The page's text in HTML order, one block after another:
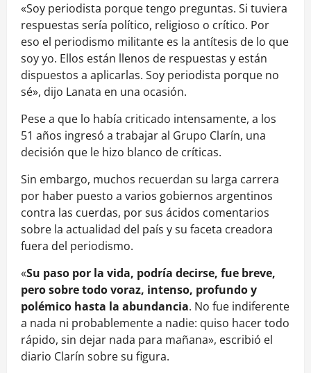
«Soy periodista porque tengo preguntas. Si tuviera
respuestas sería político, religioso o crítico. Por
eso el periodismo militante es la antítesis de lo que
soy yo. Ellos están llenos de respuestas y están
dispuestos a aplicarlas. Soy periodista porque no
sé», dijo Lanata en una ocasión.
Pese a que lo había criticado intensamente, a los
51 años ingresó a trabajar al Grupo Clarín, una
decisión que le hizo blanco de críticas.
Sin embargo, muchos recuerdan su larga carrera
por haber puesto a varios gobiernos argentinos
contra las cuerdas, por sus ácidos comentarios
sobre la actualidad del país y su faceta creadora
fuera del periodismo.
«Su paso por la vida, podría decirse, fue breve,
pero sobre todo voraz, intenso, profundo y
polémico hasta la abundancia. No fue indiferente
a nada ni probablemente a nadie: quiso hacer todo
rápido, sin dejar nada para mañana», escribió el
diario Clarín sobre su figura.